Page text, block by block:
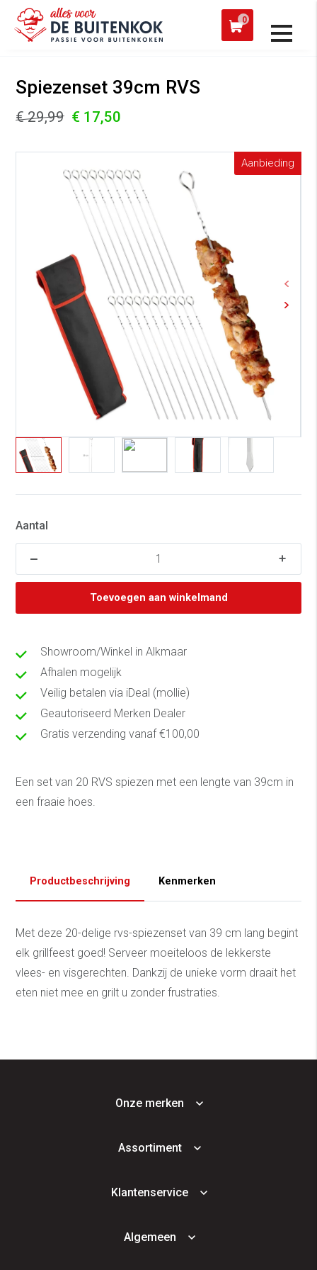
0
werkdag verzonden
Alle producten
Spiezenset 39cm RVS
€ 29,99 € 17,50
Aanbieding
Aantal
Toevoegen aan winkelmand
Showroom/Winkel in Alkmaar
Afhalen mogelijk
Veilig betalen via iDeal (mollie)
Geautoriseerd Merken Dealer
Gratis verzending vanaf €100,00
Een set van 20 RVS spiezen met een lengte van 39cm in
een fraaie hoes.
Productbeschrijving Kenmerken
Met deze 20-delige rvs-spiezenset van 39 cm lang begint
elk grillfeest goed! Serveer moeiteloos de lekkerste
vlees- en visgerechten. Dankzij de unieke vorm draait het
eten niet mee en grilt u zonder frustraties.
Onze merken
Assortiment
Klantenservice
Algemeen